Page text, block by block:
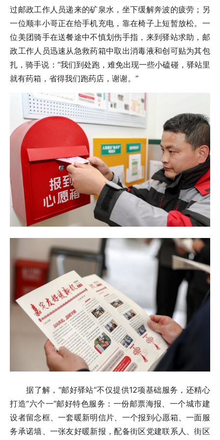
过邮政工作人员递来的矿泉水，坐下缓解奔波的疲劳；另
一位顺丰小哥正在给手机充电，靠在椅子上短暂放松。一
位美团骑手在送餐途中不慎划伤手指，来到驿站求助，邮
政工作人员迅速从急救药箱中取出消毒液和创可贴为其包
扎，骑手说：“我们到处跑，难免出现一些小磕碰，驿站里
就有药箱，省得我们跑药店，谢谢。”
据了解，“邮好驿站”不仅提供12项基础服务，还精心
打造“六个一”邮好特色服务：一份邮票海报、一个城市建
设者留念框、一套暖新明信片、一个报到心愿箱、一面服
务承诺墙、一张友好暖新报，配备街区党建联系人、街区